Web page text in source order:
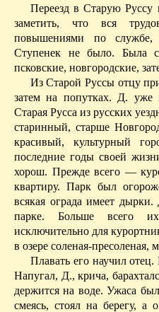
Переезд в Старую Руссу
заметить, что вся
повышениями по
Ступенек не было. Была
псковские, новгородские,
Из Старой Руссы отцу
затем на попутках. Д. уже
Старая Русса из русских
старинный, старше
красивый, культурный
последние годы своей
хорош. Прежде всего —
квартиру. Парк был
всякая ограда имеет
парке. Больше всего
исключительно для
в озере соленая-пресоленая,
Плавать его научил
Напугал, Д., крича,
держится на воде. Ужаса
смеясь, стоял на берегу,